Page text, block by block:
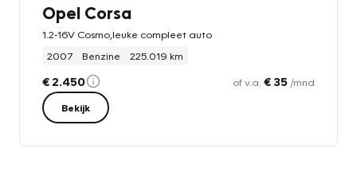
Opel Corsa
1.2-16V Cosmo,leuke compleet auto
2007
Benzine 225.019 km
€ 2.450 of v.a. € 35 /mnd
Bekijk